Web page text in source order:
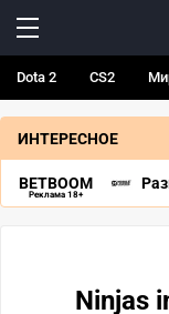
Dota 2 CS2
ИНТЕРЕСНОЕ
BETBOOM
Реклама 18+
Ninjas